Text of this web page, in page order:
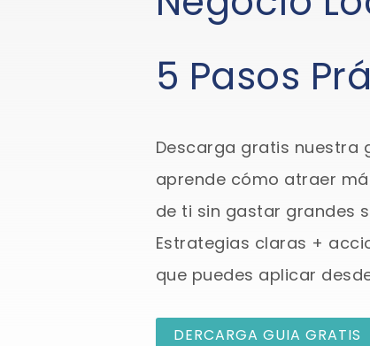
5 Pasos
Descarga gratis nuestra
aprende cómo atraer
de ti sin gastar grandes
Estrategias claras +
que puedes aplicar
DERCARGA GUIA GRATIS